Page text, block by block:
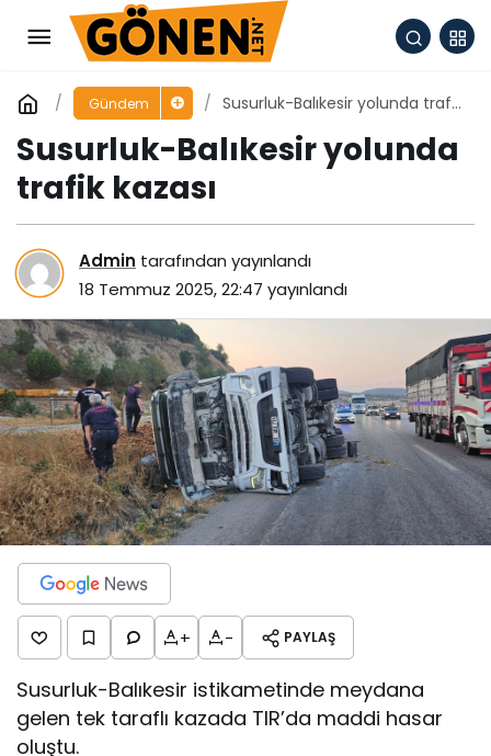
Gündem
Susurluk-Balıkesir yolunda trafik
Susurluk-Balıkesir yolunda
trafik kazası
Admin tarafından yayınlandı
18 Temmuz 2025, 22:47 yayınlandı
+ - PAYLAŞ
Susurluk-Balıkesir istikametinde meydana
gelen tek taraflı kazada TIR’da maddi hasar
oluştu.